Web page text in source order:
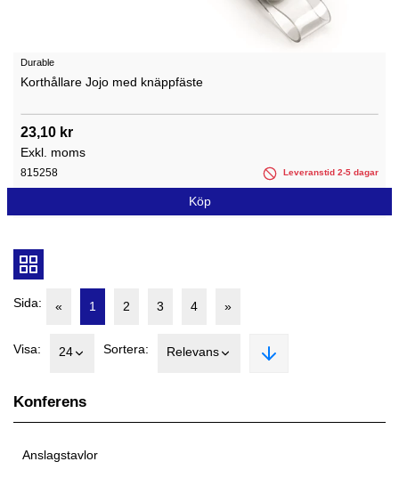
Konferens
Anslagstavlor
Durable
Korthållare Jojo med knäppfäste
23,10 kr
Exkl. moms
815258 Leveranstid 2-5 dagar
Köp
Sida: « 1 2 3 4 »
Visa: 24 Sortera: Relevans